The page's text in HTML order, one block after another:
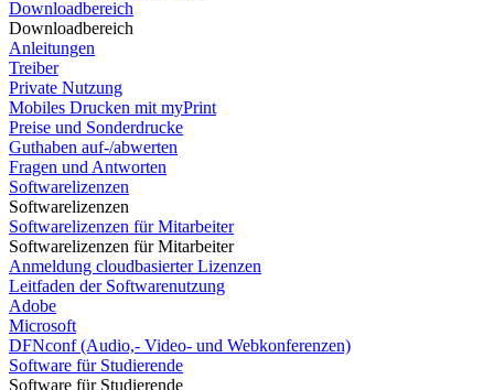
Downloadbereich
Downloadbereich
Anleitungen
Treiber
Private Nutzung
Mobiles Drucken mit myPrint
Preise und Sonderdrucke
Guthaben auf-/abwerten
Fragen und Antworten
Softwarelizenzen
Softwarelizenzen
Softwarelizenzen für Mitarbeiter
Softwarelizenzen für Mitarbeiter
Anmeldung cloudbasierter Lizenzen
Leitfaden der Softwarenutzung
Adobe
Microsoft
DFNconf (Audio,- Video- und Webkonferenzen)
Software für Studierende
Software für Studierende